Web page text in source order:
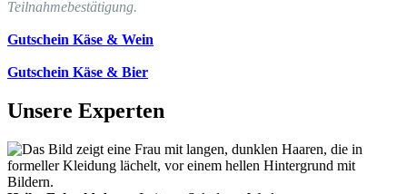
Teilnahmebestätigung.
Gutschein Käse & Wein
Gutschein Käse & Bier
Unsere Experten